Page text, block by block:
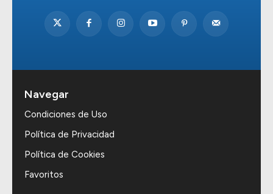
Navegar
Condiciones de Uso
Política de Privacidad
Política de Cookies
Favoritos